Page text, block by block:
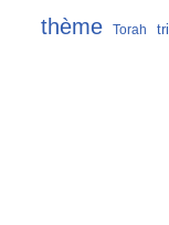
thème Torah